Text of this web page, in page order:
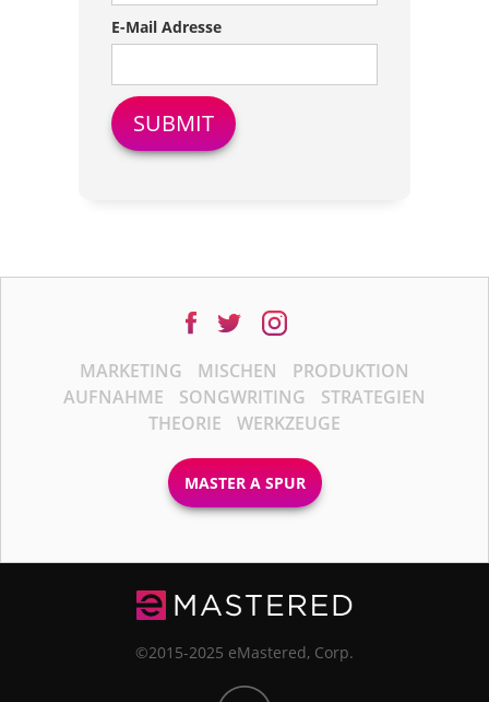
E-Mail Adresse
MARKETING MISCHEN
PRODUKTION
AUFNAHME
SONGWRITING
STRATEGIEN
THEORIE
WERKZEUGE
MASTER A SPUR
©2015-2025 eMastered, Corp.